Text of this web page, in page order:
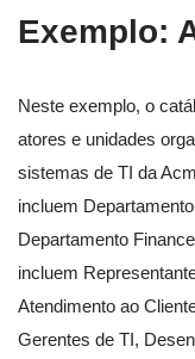
Exemplo:
Neste exemplo, o
atores e unidades
sistemas de TI da
incluem
Departamento
incluem
Atendimento ao
Gerentes de TI,